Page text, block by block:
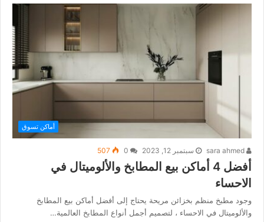
أماكن تسوق
سبتمبر 12, 2023 507
أفضل 4 أماكن بيع المطابخ والألوميتال في
الاحساء
وجود مطبخ منظم بخزائن مريحة يحتاج إلى أفضل أماكن بيع المطابخ
والألوميتال في الاحساء ، لتصميم أجمل أنواع المطابخ العالمية…